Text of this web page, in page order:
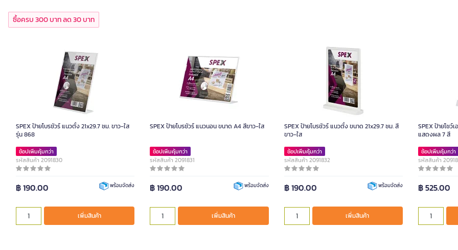
ซื้อครบ 300 บาท ลด 30 บาท
SPEX ป้ายโบรชัวร์ แนวตั้ง 21x29.7 ซม. ขาว-ใส
รุ่น 868
ช้อปเพิ่มคุ้มกว่า
รหัสสินค้า 2091830
฿ 190.00 พร้อมจัดส่ง
เพิ่มสินค้า
SPEX ป้ายโบรชัวร์ แนวนอน ขนาด A4 สีขาว-ใส
ช้อปเพิ่มคุ้มกว่า
รหัสสินค้า 2091831
฿ 190.00 พร้อมจัดส่ง
เพิ่มสินค้า
SPEX ป้ายโบรชัวร์ แนวตั้ง ขนาด 21x29.7 ซม. สี
ขาว-ใส
ช้อปเพิ่มคุ้มกว่า
รหัสสินค้า 2091832
฿ 190.00 พร้อมจัดส่ง
เพิ่มสินค้า
SPEX ป้ายโชว์
แสดงผล 7 สี
ช้อปเพิ่มคุ้มกว่า
รหัสสินค้า
฿ 525.00